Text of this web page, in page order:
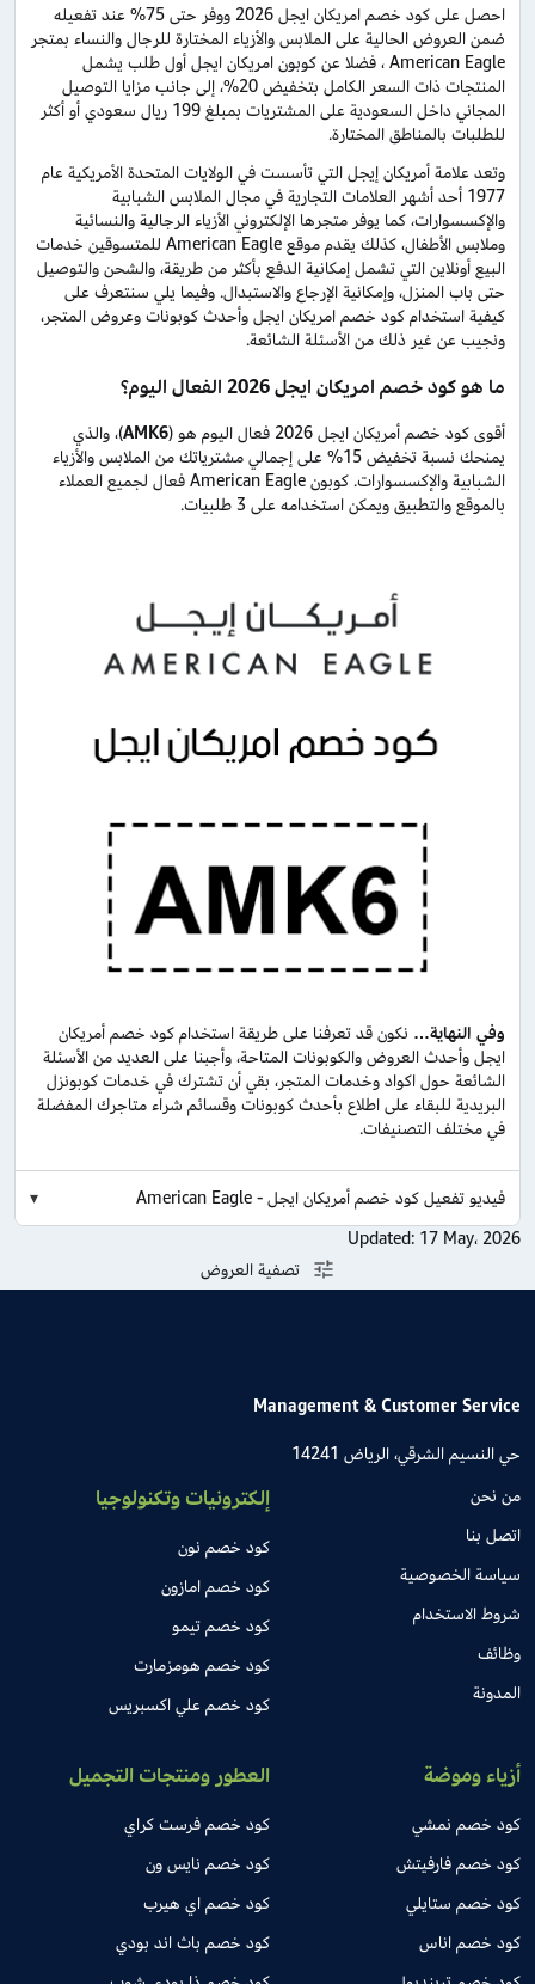
احصل على كود خصم امريكان ايجل 2026 ووفر حتى 75% عند تفعيله
ضمن العروض الحالية على الملابس والأزياء المختارة للرجال والنساء بمتجر
American Eagle ، فضلا عن كوبون امريكان ايجل أول طلب يشمل
المنتجات ذات السعر الكامل بتخفيض 20%، إلى جانب مزايا التوصيل
المجاني داخل السعودية على المشتريات بمبلغ 199 ريال سعودي أو أكثر
للطلبات بالمناطق المختارة.
وتعد علامة أمريكان إيجل التي تأسست في الولايات المتحدة الأمريكية عام
1977 أحد أشهر العلامات التجارية في مجال الملابس الشبابية
والإكسسوارات، كما يوفر متجرها الإلكتروني الأزياء الرجالية والنسائية
وملابس الأطفال، كذلك يقدم موقع American Eagle للمتسوقين خدمات
البيع أونلاين التي تشمل إمكانية الدفع بأكثر من طريقة، والشحن والتوصيل
حتى باب المنزل، وإمكانية الإرجاع والاستبدال. وفيما يلي سنتعرف على
كيفية استخدام كود خصم امريكان ايجل وأحدث كوبونات وعروض المتجر،
ونجيب عن غير ذلك من الأسئلة الشائعة.
ما هو كود خصم امريكان ايجل 2026 الفعال اليوم؟
أقوى كود خصم أمريكان ايجل 2026 فعال اليوم هو ( AMK6)، والذي
يمنحك نسبة تخفيض 15% على إجمالي مشترياتك من الملابس والأزياء
الشبابية والإكسسوارات. كوبون American Eagle فعال لجميع العملاء
بالموقع والتطبيق ويمكن استخدامه على 3 طلبيات.
وفي النهاية… نكون قد تعرفنا على طريقة استخدام كود خصم أمريكان
ايجل وأحدث العروض والكوبونات المتاحة، وأجبنا على العديد من الأسئلة
الشائعة حول اكواد وخدمات المتجر، بقي أن تشترك في خدمات كوبونزل
البريدية للبقاء على اطلاع بأحدث كوبونات وقسائم شراء متاجرك المفضلة
في مختلف التصنيفات.
فيديو تفعيل كود خصم أمريكان ايجل - American Eagle
Updated: 17 May، 2026
تصفية العروض
Management & Customer Service
حي النسيم الشرقي، الرياض 14241
من نحن
اتصل بنا
سياسة الخصوصية
شروط الاستخدام
وظائف
المدونة
إلكترونيات وتكنولوجيا
كود خصم نون
كود خصم امازون
كود خصم تيمو
كود خصم هومزمارت
كود خصم علي اكسبريس
أزياء وموضة
كود خصم نمشي
كود خصم فارفيتش
كود خصم ستايلي
كود خصم اناس
العطور ومنتجات التجميل
كود خصم فرست كراي
كود خصم نايس ون
كود خصم اي هيرب
كود خصم باث اند بودي